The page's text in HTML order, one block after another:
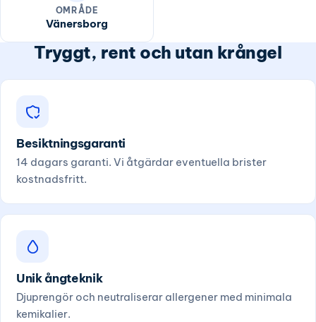
OMRÅDE
Vänersborg
Tryggt, rent och utan krångel
Besiktningsgaranti
14 dagars garanti. Vi åtgärdar eventuella brister
kostnadsfritt.
Unik ångteknik
Djuprengör och neutraliserar allergener med minimala
kemikalier.